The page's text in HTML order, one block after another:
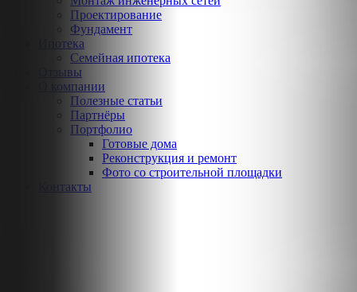
Проектирование
Фундамент
Ипотека
Семейная ипотека
Отзывы
О компании
Полезные статьи
Партнёры
Портфолио
Готовые дома
Реконструкция и ремонт
Фото со строительной площадки
Контакты